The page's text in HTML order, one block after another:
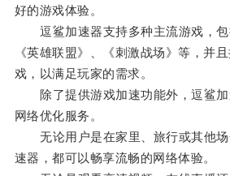
好的游戏体验。
逗鲨加速器支持多种主流游戏，包
《英雄联盟》、《刺激战场》等，并
戏，以满足玩家的需求。
除了提供游戏加速功能外，逗鲨加
网络优化服务。
无论用户是在家里、旅行或其他场
速器，都可以畅享流畅的网络体验。